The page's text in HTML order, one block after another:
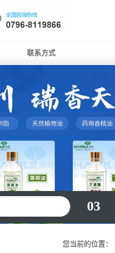
联系方式
03
您当前的位置：